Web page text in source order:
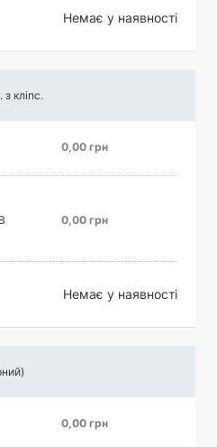
Немає у наявності
кліпс.
0,00 грн
0,00 грн
Немає у наявності
0,00 грн